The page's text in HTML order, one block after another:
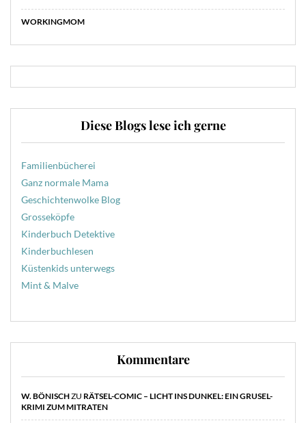
WORKINGMOM
Diese Blogs lese ich gerne
Familienbücherei
Ganz normale Mama
Geschichtenwolke Blog
Grosseköpfe
Kinderbuch Detektive
Kinderbuchlesen
Küstenkids unterwegs
Mint & Malve
Kommentare
W. BÖNISCHZU RÄTSEL-COMIC – LICHT INS DUNKEL: EIN GRUSEL-
KRIMI ZUM MITRATEN